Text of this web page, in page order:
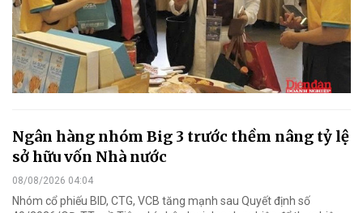
Ngân hàng nhóm Big 3 trước thềm nâng tỷ lệ
sở hữu vốn Nhà nước
08/08/2026 04:04
Nhóm cổ phiếu BID, CTG, VCB tăng mạnh sau Quyết định số